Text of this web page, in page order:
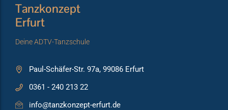
Tanzkonzept
Erfurt
Deine ADTV-Tanzschule
Paul-Schäfer-Str. 97a, 99086 Erfurt
0361 - 240 213 22
info@tanzkonzept-erfurt.de